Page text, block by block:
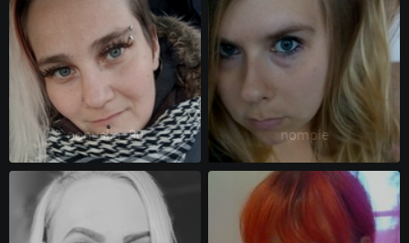
oonuska_90 nompie